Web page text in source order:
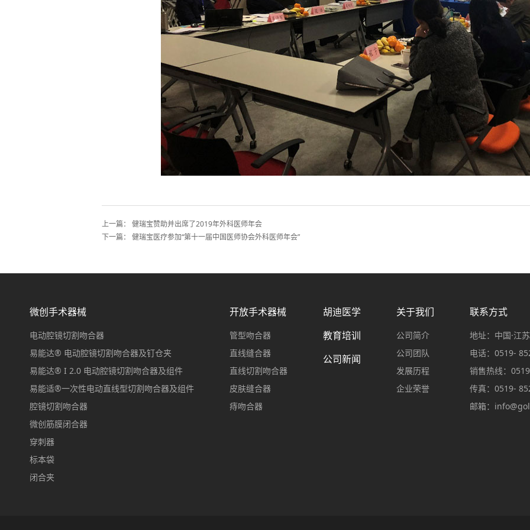
上一篇： 健瑞宝赞助并出席了2019年外科医师年会
下一篇： 健瑞宝医疗参加“第十一届中国医师协会外科医师年会”
微创手术器械
电动腔镜切割吻合器
易能达® 电动腔镜切割吻合器及钉仓夹
易能达® I 2.0 电动腔镜切割吻合器及组件
易能适®一次性电动直线型切割吻合器及组件
腔镜切割吻合器
微创筋膜闭合器
穿刺器
标本袋
闭合夹
开放手术器械
管型吻合器
直线缝合器
直线切割吻合器
皮肤缝合器
痔吻合器
胡迪医学
教育培训
公司新闻
关于我们
公司简介
公司团队
发展历程
企业荣誉
联系方式
地址：中国·江
电话：0519-
销售热线：
传真：0519-
邮箱：